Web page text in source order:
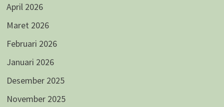
April 2026
Maret 2026
Februari 2026
Januari 2026
Desember 2025
November 2025